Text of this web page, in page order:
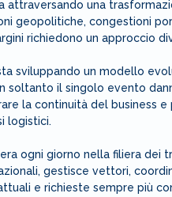
attraversando una
geopolitiche, congestioni
richiedono un approccio
sviluppando un modello
soltanto il singolo evento
la continuità del business
logistici.
ogni giorno nella filiera dei
gestisce vettori,
e richieste sempre più